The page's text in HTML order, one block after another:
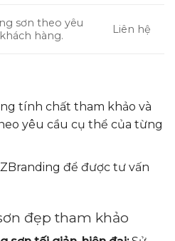
sơn theo yêu
hàng.
Liên hệ
tính chất tham khảo và
yêu cầu cụ thể của từng
để được tư vấn
đẹp tham khảo